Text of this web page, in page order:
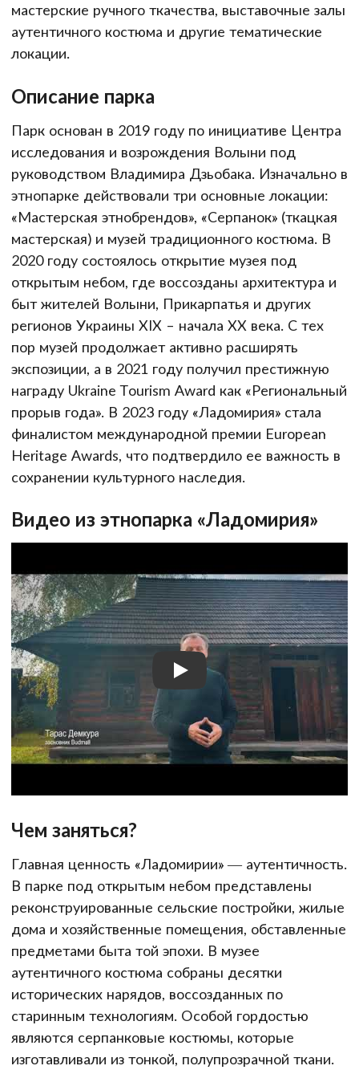
мастерские ручного ткачества, выставочные залы
аутентичного костюма и другие тематические
локации.
Описание парка
Парк основан в 2019 году по инициативе Центра
исследования и возрождения Волыни под
руководством Владимира Дзьобака. Изначально в
этнопарке действовали три основные локации:
«Мастерская этнобрендов», «Серпанок» (ткацкая
мастерская) и музей традиционного костюма. В
2020 году состоялось открытие музея под
открытым небом, где воссозданы архитектура и
быт жителей Волыни, Прикарпатья и других
регионов Украины XIX – начала XX века. С тех
пор музей продолжает активно расширять
экспозиции, а в 2021 году получил престижную
награду Ukraine Tourism Award как «Региональный
прорыв года». В 2023 году «Ладомирия» стала
финалистом международной премии European
Heritage Awards, что подтвердило ее важность в
сохранении культурного наследия.
Видео из этнопарка «Ладомирия»
Чем заняться?
Главная ценность «Ладомирии» — аутентичность.
В парке под открытым небом представлены
реконструированные сельские постройки, жилые
дома и хозяйственные помещения, обставленные
предметами быта той эпохи. В музее
аутентичного костюма собраны десятки
исторических нарядов, воссозданных по
старинным технологиям. Особой гордостью
являются серпанковые костюмы, которые
изготавливали из тонкой, полупрозрачной ткани.